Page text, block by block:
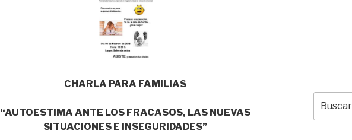
CHARLA PARA FAMILIAS
“AUTOESTIMA ANTE LOS FRACASOS, LAS NUEVAS
SITUACIONES E INSEGURIDADES”
por: